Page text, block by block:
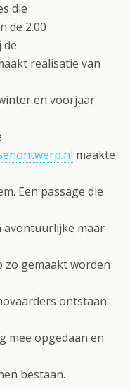
die
de 2.00
de
realisatie van
en voorjaar
maakte
Een passage die
avontuurlijke maar
zo gemaakt worden
ontstaan.
mee opgedaan en
bestaan.